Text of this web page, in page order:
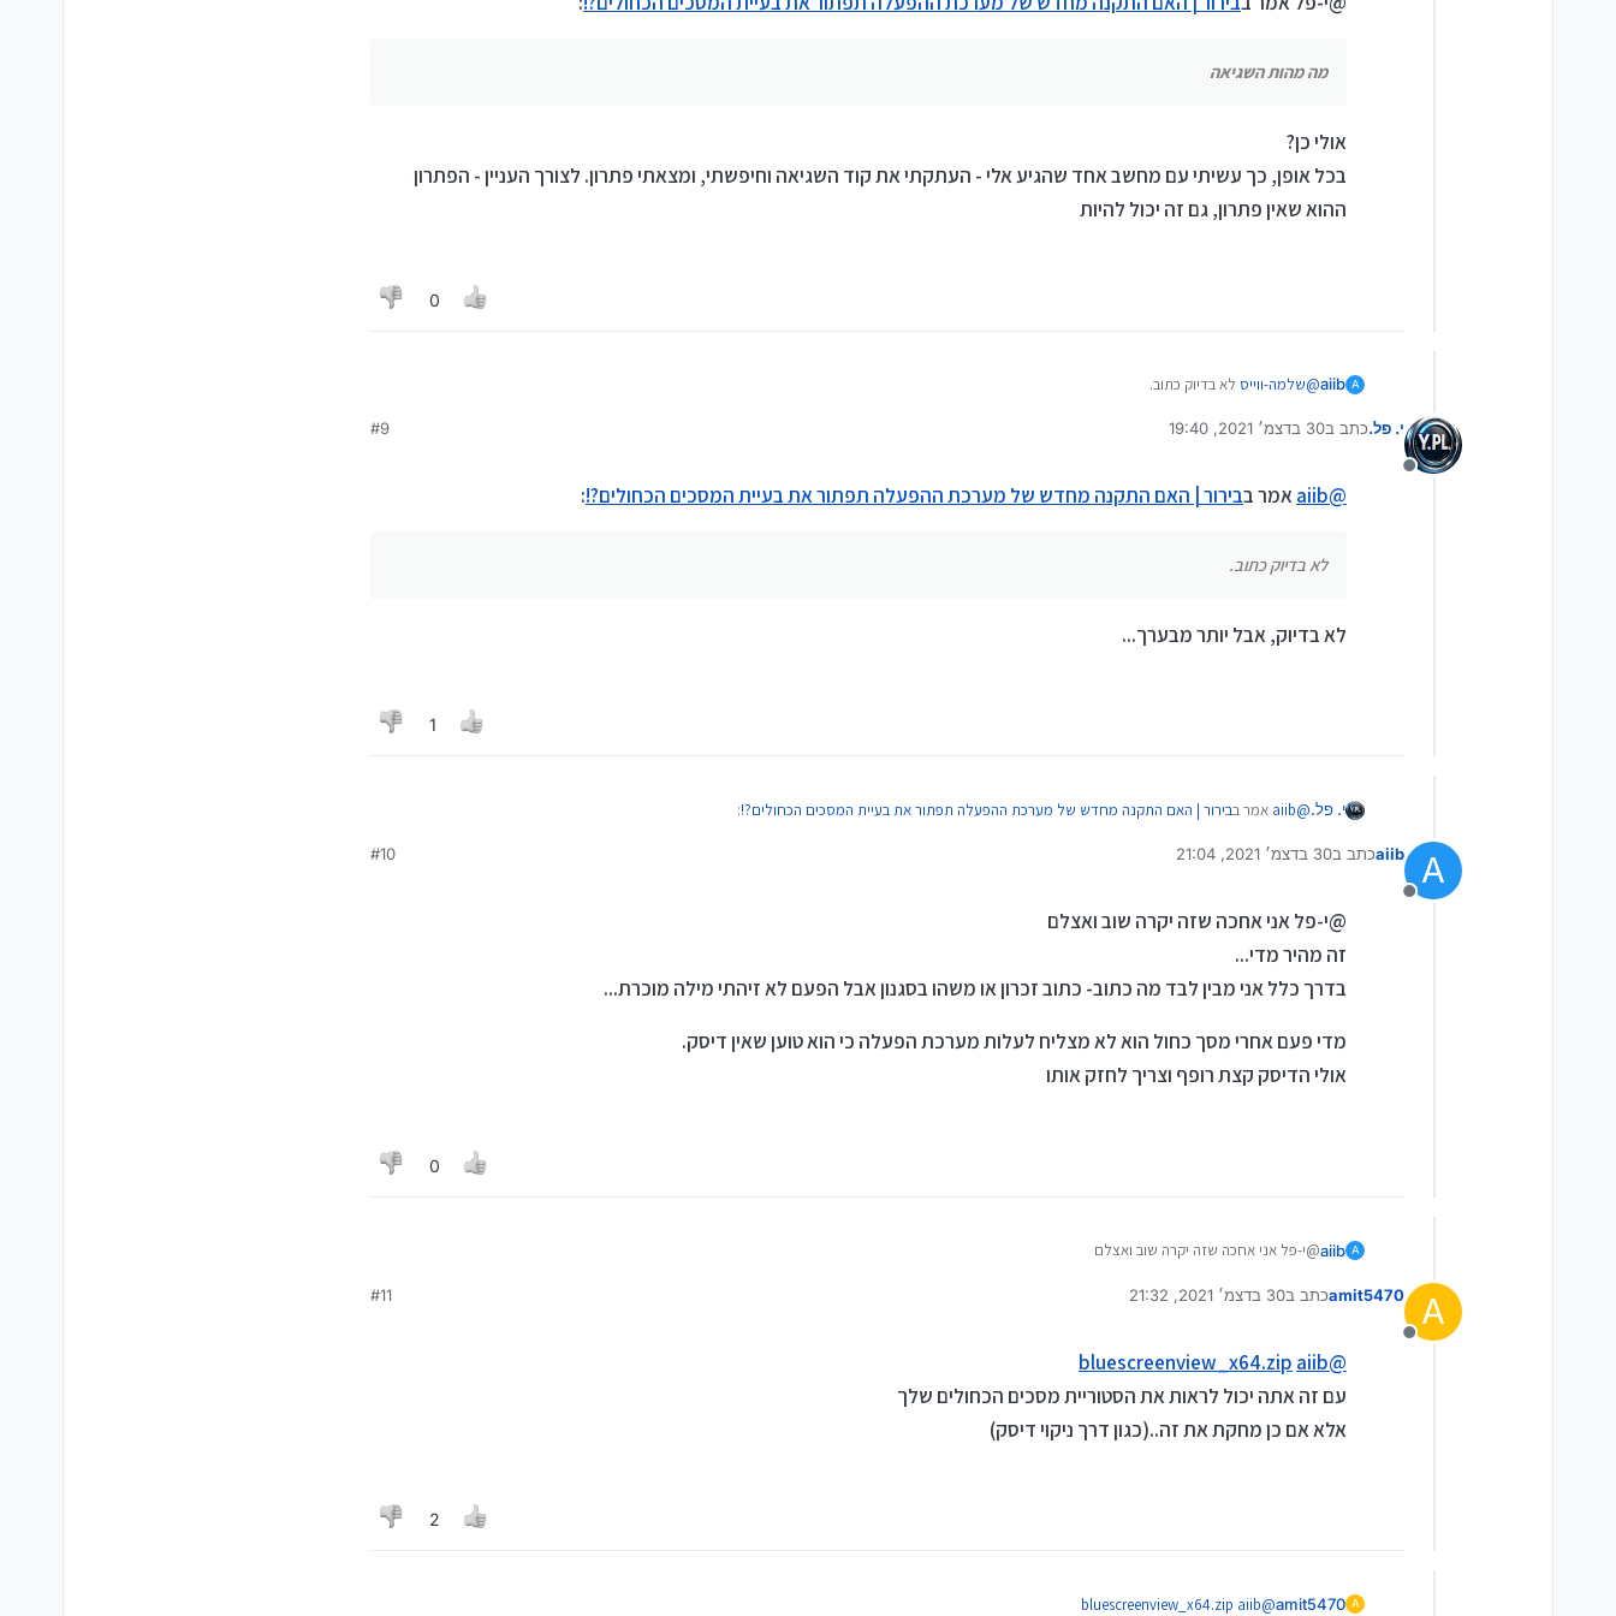
מה מהות השגיאה
אולי כן?
בכל אופן, כך עשיתי עם מחשב אחד שהגיע אלי - העתקתי את קוד השגיאה וחיפשתי, ומצאתי פתרון. לצורך העניין - הפתרון
ההוא שאין פתרון, גם זה יכול להיות
0
A
aiib
@שלמה-ווייס לא בדיוק כתוב.
מנותק
י. פל.כתב ב30 בדצמ׳ 2021, 19:40
נערך לאחרונה על ידי
#9
@
aiibאמר בבירור | האם התקנה מחדש של מערכת ההפעלה תפתור את בעיית המסכים הכחולים?!:
לא בדיוק כתוב.
לא בדיוק, אבל יותר מבערך...
1
י. פל.@
aiib אמר בבירור | האם התקנה מחדש של מערכת ההפעלה תפתור את בעיית המסכים הכחולים?!:
לא בדיוק, אבל יותר מבערך...
A
מנותק
aiibכתב ב30 בדצמ׳ 2021, 21:04
נערך לאחרונה על ידי
#10
@י-פל אני אחכה שזה יקרה שוב ואצלם
זה מהיר מדי...
בדרך כלל אני מבין לבד מה כתוב- כתוב זכרון או משהו בסגנון אבל הפעם לא זיהתי מילה מוכרת...
מדי פעם אחרי מסך כחול הוא לא מצליח לעלות מערכת הפעלה כי הוא טוען שאין דיסק.
אולי הדיסק קצת רופף וצריך לחזק אותו
0
A
aiib@י-פל אני אחכה שזה יקרה שוב ואצלם
בדרך כלל אני מבין לבד מה כתוב- כתוב זכרון או משהו בסגנון אבל הפעם לא זיהתי מילה מוכרת...
מדי פעם אחרי מסך כחול הוא לא מצליח לעלות מערכת הפעלה כי הוא טוען שאין דיסק.
A
מנותק
amit5470כתב ב30 בדצמ׳ 2021, 21:32
נערך לאחרונה על ידי
#11
@
aiib
bluescreenview_x64.zip
עם זה אתה יכול לראות את הסטוריית מסכים הכחולים שלך
אלא אם כן מחקת את זה..(כגון דרך ניקוי דיסק)
2
A
amit5470
@
aiib
bluescreenview_x64.zip